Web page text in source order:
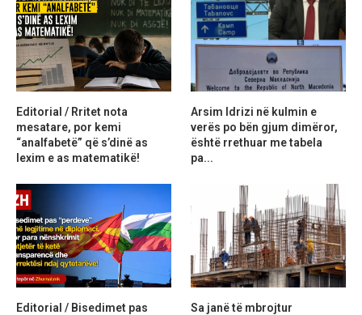
Editorial / Rritet nota
mesatare, por kemi
“analfabetë” që s’dinë as
lexim e as matematikë!
Arsim Idrizi në kulmin e
verës po bën gjum dimëror,
është rrethuar me tabela
pa...
Editorial / Bisedimet pas
Sa janë të mbrojtur